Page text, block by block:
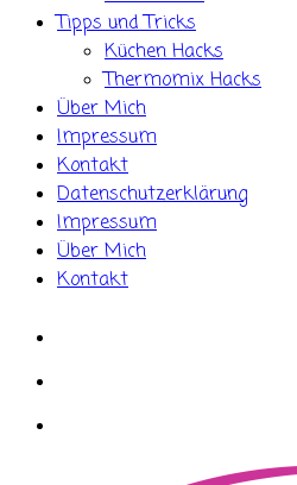
Tipps und Tricks
Küchen Hacks
Thermomix Hacks
Über Mich
Impressum
Kontakt
Datenschutzerklärung
Impressum
Über Mich
Kontakt